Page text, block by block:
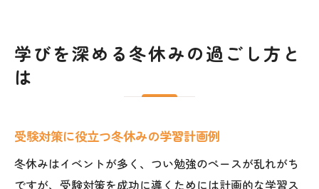
学びを深める冬休みの過ごし方と
は
受験対策に役立つ冬休みの学習計画例
冬休みはイベントが多く、つい勉強のペースが乱れがち
ですが、受験対策を成功に導くためには計画的な学習ス